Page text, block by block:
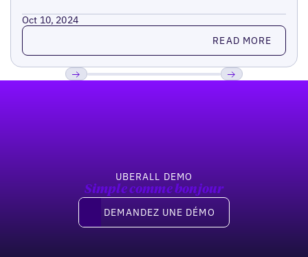
Oct 10, 2024
Read more READ MORE
UBERALL DEMO
Simple comme bonjour
Demandez une démo
DEMANDEZ UNE DÉMO